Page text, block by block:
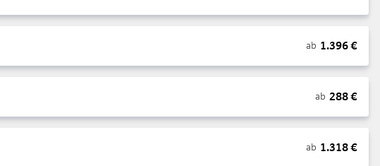
ab 1.396€
ab 288€
ab 1.318€